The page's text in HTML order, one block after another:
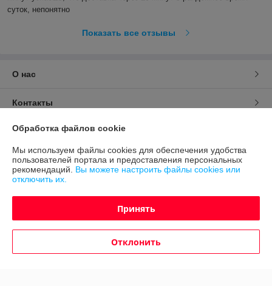
суток, непонятно
Показать все отзывы
О нас
Контакты
Доставка и оплата
График работы
Политика обработки cookies
Сайт создан на платформе Deal.by
Обработка файлов cookie
Мы используем файлы cookies для обеспечения удобства
пользователей портала и предоставления персональных
рекомендаций. Вы можете настроить файлы cookies или
отключить их.
Принять
Отклонить